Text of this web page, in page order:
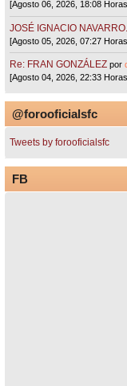
[Agosto 06, 2026, 18:08
JOSÉ IGNACIO
[Agosto 05, 2026, 07:27
Re: FRAN GONZÁLEZ por
[Agosto 04, 2026, 22:33
@forooficialsfc
Tweets by forooficialsfc
FB